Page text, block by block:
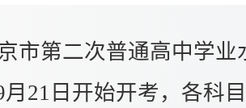
市第二次普通高中学业
21日开始开考，各科